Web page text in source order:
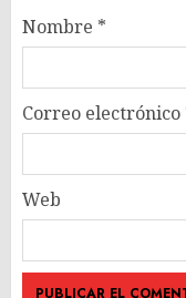
Nombre *
Correo electrónico
Web